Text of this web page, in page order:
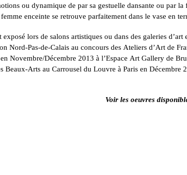
ou dynamique de par sa gestuelle dansante ou par
enceinte se retrouve parfaitement dans le vase en
lors de salons artistiques ou dans des galeries
Nord-Pas-de-Calais au concours des Ateliers d’Art de
Novembre/Décembre 2013 à l’Espace Art Gallery de
Beaux-Arts au Carrousel du Louvre à Paris en
Voir les oeuvres